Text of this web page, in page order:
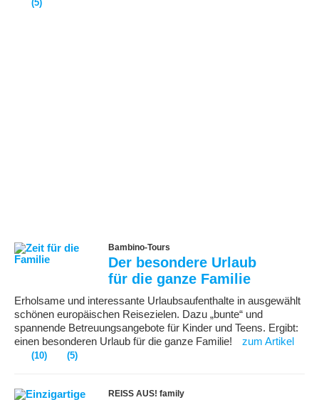
(5)
Bambino-Tours
Der besondere Urlaub
für die ganze Familie
Erholsame und interessante Urlaubsaufenthalte in ausgewählt
schönen europäischen Reisezielen. Dazu „bunte“ und
spannende Betreuungsangebote für Kinder und Teens. Ergibt:
einen besonderen Urlaub für die ganze Familie!
zum Artikel
(10) (5)
REISS AUS! family